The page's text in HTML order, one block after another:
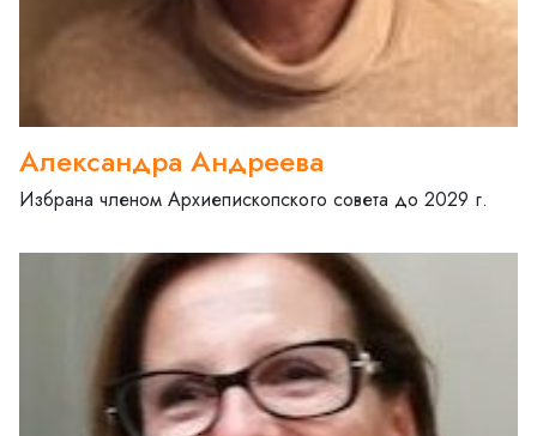
Александра Андреева
Избрана членом Архиепископского совета до 2029 г.